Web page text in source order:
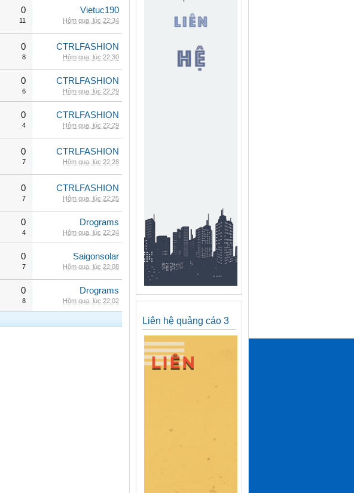
0
11
Vietuc190
Hôm qua, lúc 22:34
0
8
CTRLFASHION
Hôm qua, lúc 22:30
0
6
CTRLFASHION
Hôm qua, lúc 22:29
0
4
CTRLFASHION
Hôm qua, lúc 22:29
0
7
CTRLFASHION
Hôm qua, lúc 22:28
0
7
CTRLFASHION
Hôm qua, lúc 22:25
0
4
Drograms
Hôm qua, lúc 22:24
0
7
Saigonsolar
Hôm qua, lúc 22:08
0
8
Drograms
Hôm qua, lúc 22:02
Liên hệ quảng cáo 3